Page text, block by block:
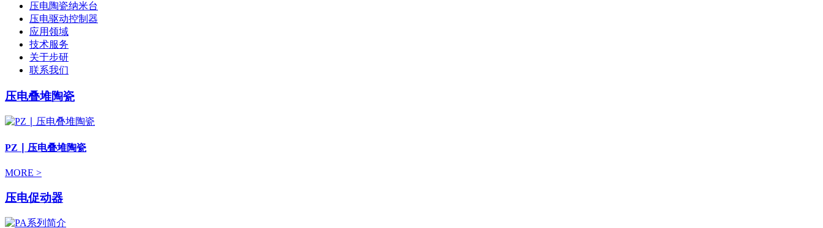
压电陶瓷纳米台
压电驱动控制器
应用领域
技术服务
关于步研
联系我们
压电叠堆陶瓷
PZ ∣ 压电叠堆陶瓷
MORE >
压电促动器